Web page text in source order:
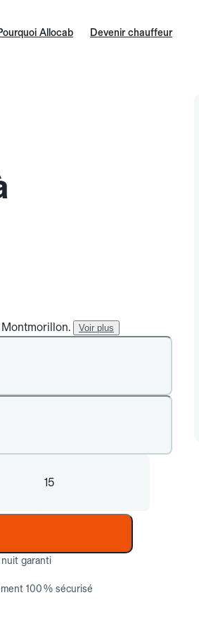
Allocab Devenir chauffeur
Voir plus
15
garanti
100 % sécurisé